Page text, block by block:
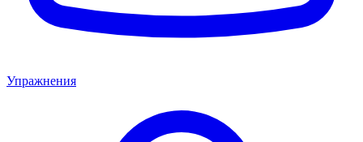
Упражнения